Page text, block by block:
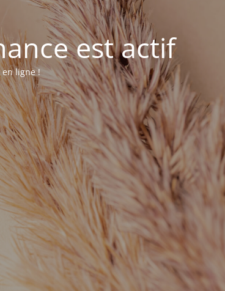
est actif
en ligne !